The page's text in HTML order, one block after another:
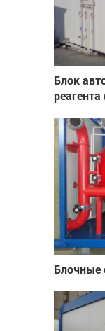
Блок
Блочные